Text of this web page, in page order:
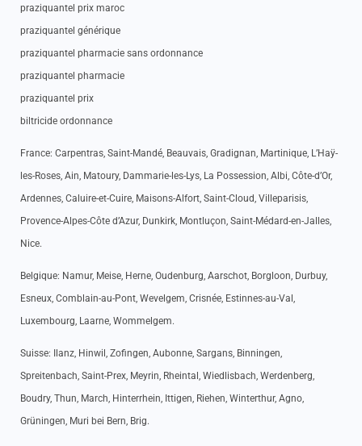
praziquantel prix maroc
praziquantel générique
praziquantel pharmacie sans ordonnance
praziquantel pharmacie
praziquantel prix
biltricide ordonnance
France: Carpentras, Saint-Mandé, Beauvais, Gradignan, Martinique, L’Haÿ-
les-Roses, Ain, Matoury, Dammarie-les-Lys, La Possession, Albi, Côte-d’Or,
Ardennes, Caluire-et-Cuire, Maisons-Alfort, Saint-Cloud, Villeparisis,
Provence-Alpes-Côte d’Azur, Dunkirk, Montluçon, Saint-Médard-en-Jalles,
Nice.
Belgique: Namur, Meise, Herne, Oudenburg, Aarschot, Borgloon, Durbuy,
Esneux, Comblain-au-Pont, Wevelgem, Crisnée, Estinnes-au-Val,
Luxembourg, Laarne, Wommelgem.
Suisse: Ilanz, Hinwil, Zofingen, Aubonne, Sargans, Binningen,
Spreitenbach, Saint-Prex, Meyrin, Rheintal, Wiedlisbach, Werdenberg,
Boudry, Thun, March, Hinterrhein, Ittigen, Riehen, Winterthur, Agno,
Grüningen, Muri bei Bern, Brig.